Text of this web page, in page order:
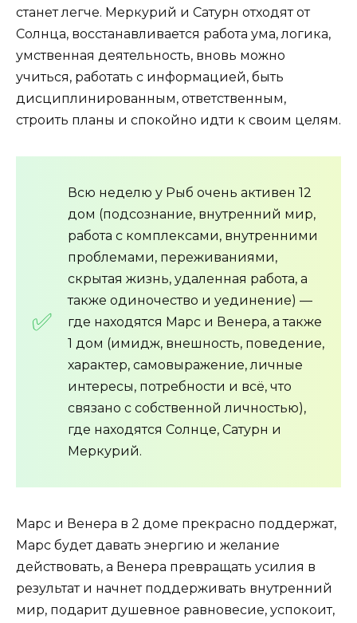
станет легче. Меркурий и Сатурн отходят от
Солнца, восстанавливается работа ума, логика,
умственная деятельность, вновь можно
учиться, работать с информацией, быть
дисциплинированным, ответственным,
строить планы и спокойно идти к своим целям.
Всю неделю у Рыб очень активен 12
дом (подсознание, внутренний мир,
работа с комплексами, внутренними
проблемами, переживаниями,
скрытая жизнь, удаленная работа, а
также одиночество и уединение) —
где находятся Марс и Венера, а также
1 дом (имидж, внешность, поведение,
характер, самовыражение, личные
интересы, потребности и всё, что
связано с собственной личностью),
где находятся Солнце, Сатурн и
Меркурий.
Марс и Венера в 2 доме прекрасно поддержат,
Марс будет давать энергию и желание
действовать, а Венера превращать усилия в
результат и начнет поддерживать внутренний
мир, подарит душевное равновесие, успокоит,